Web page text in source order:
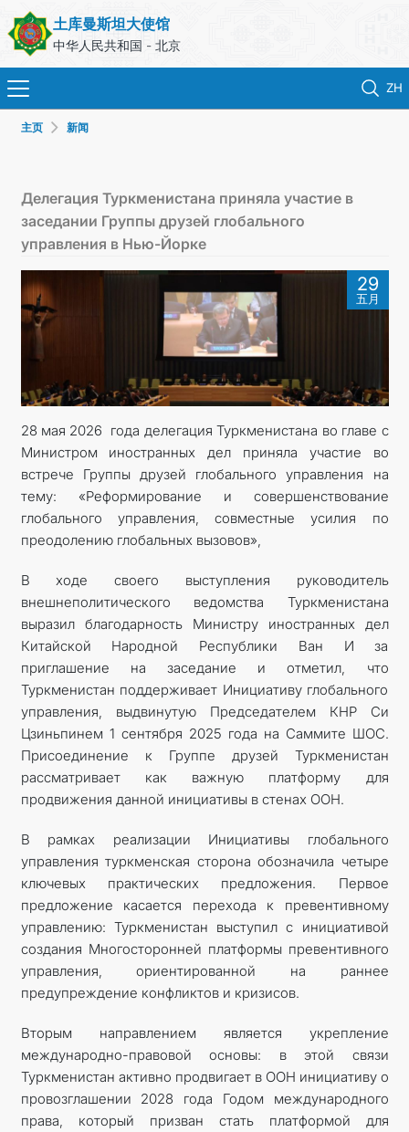
土库曼斯坦大使馆
中华人民共和国 - 北京
ZH
土库曼斯坦
外交部
联系我们
主页 新闻
Делегация Туркменистана приняла участие в
заседании Группы друзей глобального
управления в Нью-Йорке
29
五月
28 мая 2026 года делегация Туркменистана во главе с
Министром иностранных дел приняла участие во
встрече Группы друзей глобального управления на
тему: «Реформирование и совершенствование
глобального управления, совместные усилия по
преодолению глобальных вызовов»,
В ходе своего выступления руководитель
внешнеполитического ведомства Туркменистана
выразил благодарность Министру иностранных дел
Китайской Народной Республики Ван И за
приглашение на заседание и отметил, что
Туркменистан поддерживает Инициативу глобального
управления, выдвинутую Председателем КНР Си
Цзиньпинем 1 сентября 2025 года на Саммите ШОС.
Присоединение к Группе друзей Туркменистан
рассматривает как важную платформу для
продвижения данной инициативы в стенах ООН.
В рамках реализации Инициативы глобального
управления туркменская сторона обозначила четыре
ключевых практических предложения. Первое
предложение касается перехода к превентивному
управлению: Туркменистан выступил с инициативой
создания Многосторонней платформы превентивного
управления, ориентированной на раннее
предупреждение конфликтов и кризисов.
Вторым направлением является укрепление
международно-правовой основы: в этой связи
Туркменистан активно продвигает в ООН инициативу о
провозглашении 2028 года Годом международного
права, который призван стать платформой для